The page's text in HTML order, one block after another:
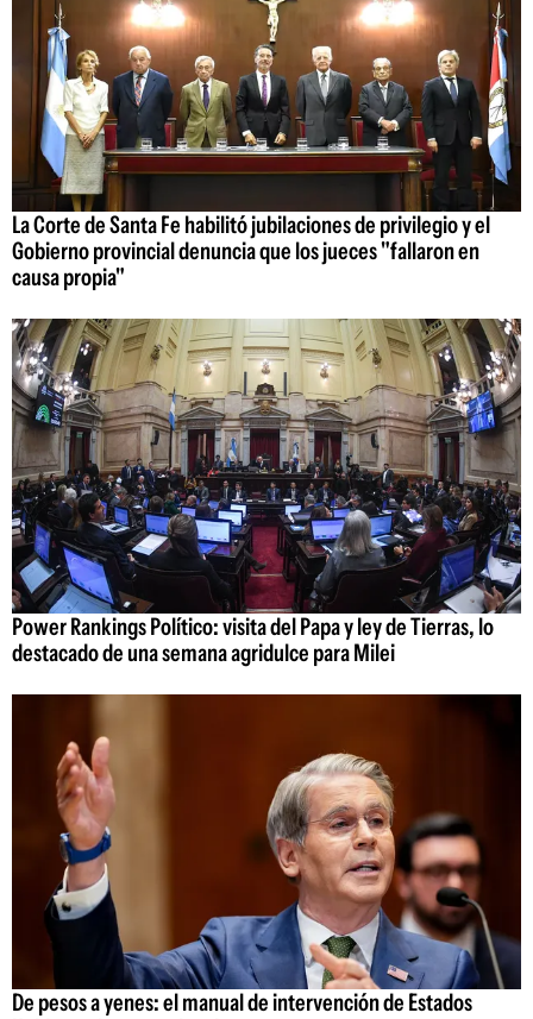
La Corte de Santa Fe habilitó jubilaciones de privilegio y el
Gobierno provincial denuncia que los jueces "fallaron en
causa propia"
Power Rankings Político: visita del Papa y ley de Tierras, lo
destacado de una semana agridulce para Milei
De pesos a yenes: el manual de intervención de Estados